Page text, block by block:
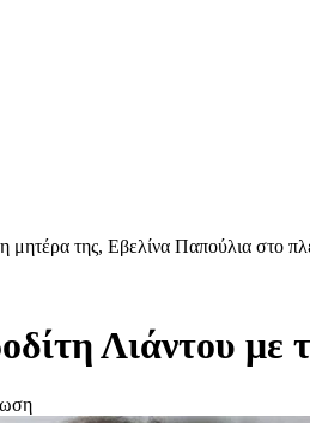
μητέρα της, Εβελίνα Παπούλια στο
Λιάντου